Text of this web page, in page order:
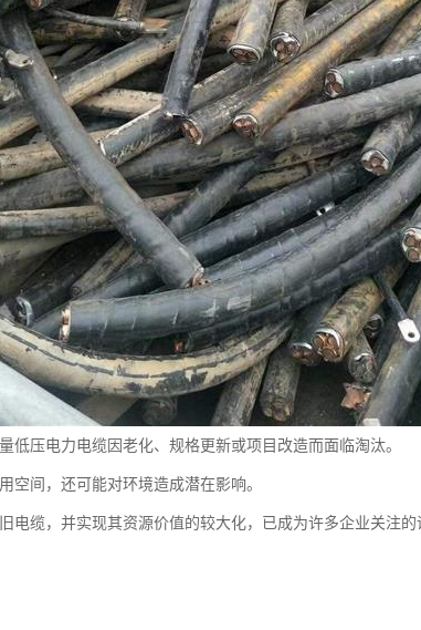
低压电力电缆因老化、规格更新或项目改造而面临淘汰。
空间，还可能对环境造成潜在影响。
电缆，并实现其资源价值的较大化，已成为许多企业关注的